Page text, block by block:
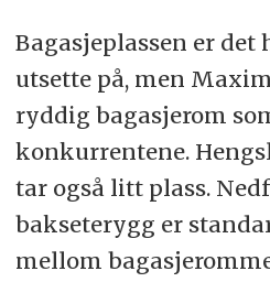
Bagasjeplassen er
utsette på, men
ryddig bagasjerom
konkurrentene.
tar også litt plass.
bakseterygg er
mellom